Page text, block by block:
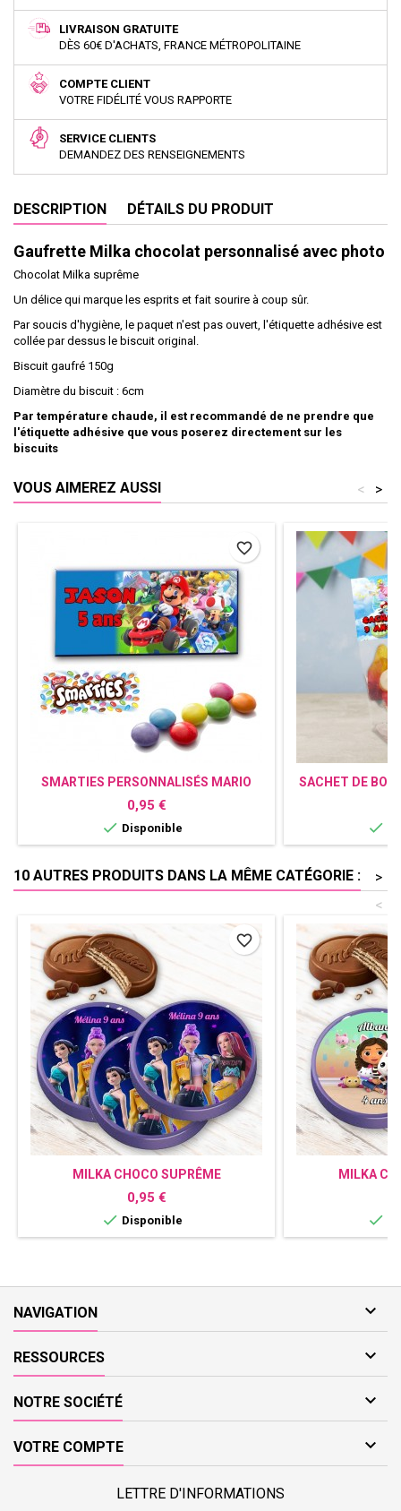
LIVRAISON GRATUITE
DÈS 60€ D'ACHATS, FRANCE MÉTROPOLITAINE
COMPTE CLIENT
VOTRE FIDÉLITÉ VOUS RAPPORTE
SERVICE CLIENTS
DEMANDEZ DES RENSEIGNEMENTS
DESCRIPTION DÉTAILS DU PRODUIT
Gaufrette Milka chocolat personnalisé avec photo
Chocolat Milka suprême
Un délice qui marque les esprits et fait sourire à coup sûr.
Par soucis d'hygiène, le paquet n'est pas ouvert, l'étiquette adhésive est
collée par dessus le biscuit original.
Biscuit gaufré 150g
Diamètre du biscuit : 6cm
Par température chaude, il est recommandé de ne prendre que
l'étiquette adhésive que vous poserez directement sur les
biscuits
VOUS AIMEREZ AUSSI >
<
SMARTIES PERSONNALISÉS MARIO
Prix
0,95 €
 Disponible
favorite_border
SACHET DE

10 AUTRES PRODUITS DANS LA MÊME CATÉGORIE :
>
<
MILKA CHOCO SUPRÊME
PERSONNALISÉ K-POP
Prix
0,95 €
 Disponible
favorite_border
MILKA

NAVIGATION 
RESSOURCES 
NOTRE SOCIÉTÉ 
VOTRE COMPTE 
LETTRE D'INFORMATIONS